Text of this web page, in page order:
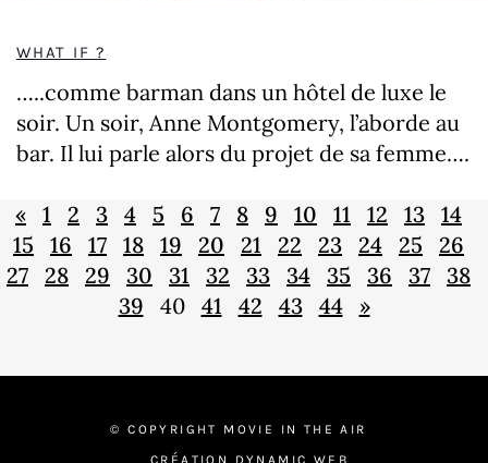
WHAT IF ?
…..comme barman dans un hôtel de luxe le
soir. Un soir, Anne Montgomery, l’aborde au
bar. Il lui parle alors du projet de sa femme….
« 1 2 3 4 5 6 7 8 9 10 11 12 13 14
15
16 17 18 19 20 21 22 23 24 25
26
27
28 29 30 31 32 33 34 35 36 37 38
39
40 41 42 43 44 »
© COPYRIGHT MOVIE IN THE AIR
CRÉATION DYNAMIC WEB